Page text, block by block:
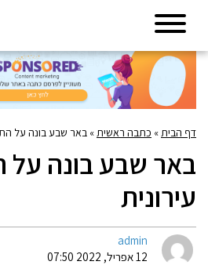
דף הבית» כתבה ראשית» באר שבע בונה על
באר שבע בונה
עירונית
admin
12 אפריל, 2022 07:50